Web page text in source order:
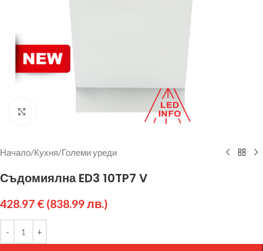
Щракнете за уголемяване
Начало/Кухня/Големи уреди
Съдомиялна ED3 10TP7 V
428.97 € (838.99 лв.)